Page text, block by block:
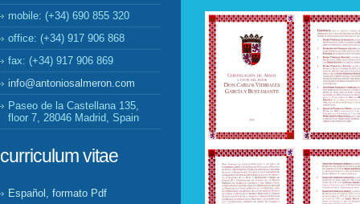
mobile: (+34) 690 855 320
office: (+34) 917 906 868
fax: (+34) 917 906 869
info@antoniosalmeron.com
Paseo de la Castellana 135,
floor 7, 28046 Madrid, Spain
curriculum vitae
Español, formato Pdf